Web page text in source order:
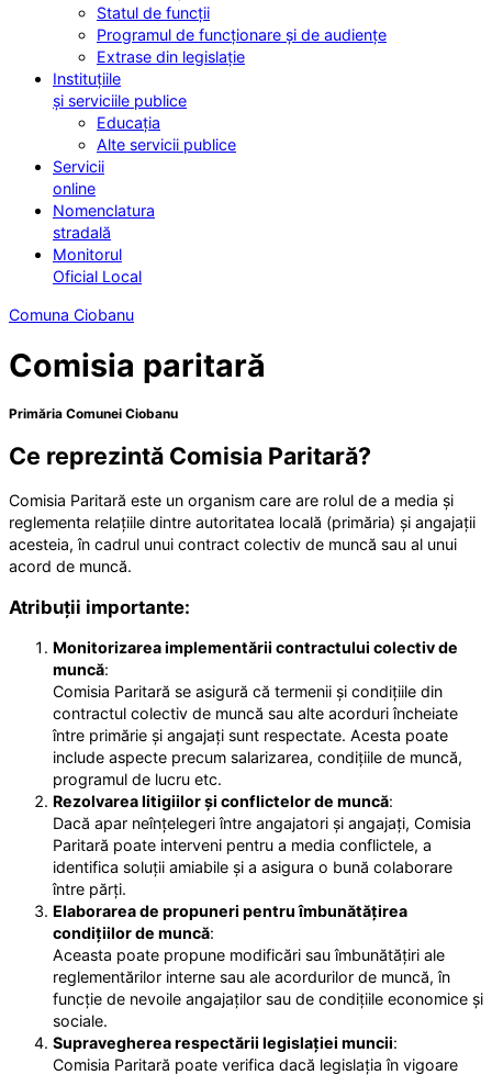
Statul de funcții
Programul de funcționare și de audiențe
Extrase din legislație
Instituțiile
și serviciile publice
Educația
Alte servicii publice
Servicii
online
Nomenclatura
stradală
Monitorul
Oficial Local
Comuna Ciobanu
Comisia paritară
Primăria Comunei Ciobanu
Ce reprezintă Comisia Paritară?
Comisia Paritară este un organism care are rolul de a media și
reglementa relațiile dintre autoritatea locală (primăria) și angajații
acesteia, în cadrul unui contract colectiv de muncă sau al unui
acord de muncă.
Atribuții importante:
Monitorizarea implementării contractului colectiv de
muncă:
Comisia Paritară se asigură că termenii și condițiile din
contractul colectiv de muncă sau alte acorduri încheiate
între primărie și angajați sunt respectate. Acesta poate
include aspecte precum salarizarea, condițiile de muncă,
programul de lucru etc.
Rezolvarea litigiilor și conflictelor de muncă:
Dacă apar neînțelegeri între angajatori și angajați, Comisia
Paritară poate interveni pentru a media conflictele, a
identifica soluții amiabile și a asigura o bună colaborare
între părți.
Elaborarea de propuneri pentru îmbunătățirea
condițiilor de muncă:
Aceasta poate propune modificări sau îmbunătățiri ale
reglementărilor interne sau ale acordurilor de muncă, în
funcție de nevoile angajaților sau de condițiile economice și
sociale.
Supravegherea respectării legislației muncii:
Comisia Paritară poate verifica dacă legislația în vigoare